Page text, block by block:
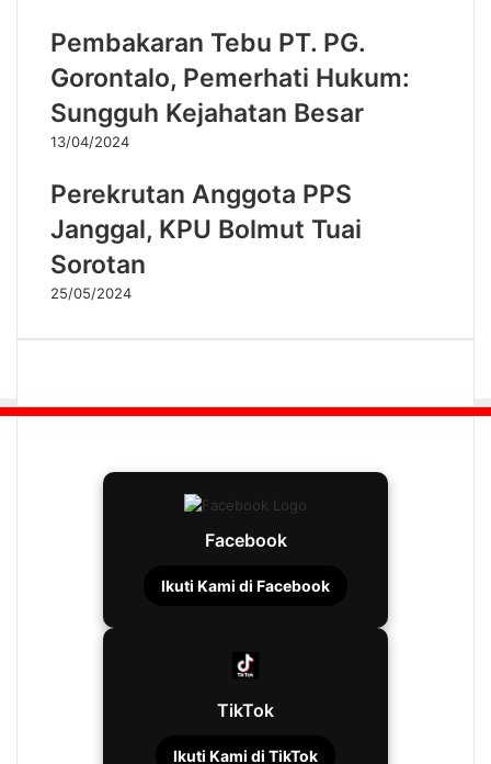
Pembakaran Tebu PT. PG.
Gorontalo, Pemerhati Hukum:
Sungguh Kejahatan Besar
13/04/2024
Perekrutan Anggota PPS
Janggal, KPU Bolmut Tuai
Sorotan
25/05/2024
Facebook
Ikuti Kami di Facebook
TikTok
Ikuti Kami di TikTok